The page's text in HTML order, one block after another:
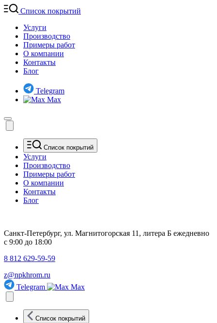
Список покрытий
Услуги
Производство
Примеры работ
О компании
Контакты
Блог
Telegram
Max
Список покрытий
Услуги
Производство
Примеры работ
О компании
Контакты
Блог
Санкт-Петербург, ул. Магнитогорская 11, литера Б ежедневно
с 9:00 до 18:00
8 812 629-59-59
z@npkhrom.ru
Telegram
Max
Список покрытий